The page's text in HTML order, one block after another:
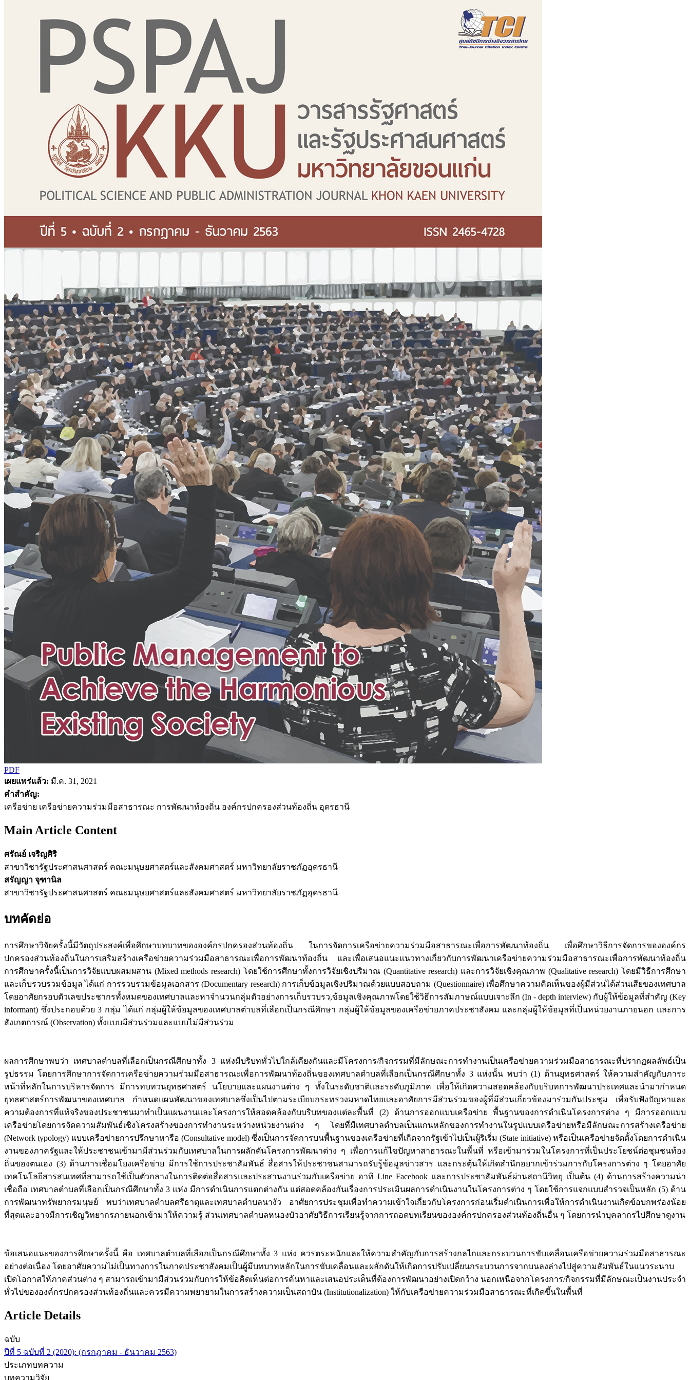
PDF
เผยแพร่แล้ว: มี.ค. 31, 2021
คำสำคัญ:
เครือข่าย เครือข่ายความร่วมมือสาธารณะ การพัฒนาท้องถิ่น องค์กรปกครองส่วนท้องถิ่น อุดรธานี
Main Article Content
ศรัณย์ เจริญศิริ
สาขาวิชารัฐประศาสนศาสตร์ คณะมนุษยศาสตร์และสังคมศาสตร์ มหาวิทยาลัยราชภัฏอุดรธานี
สรัญญา จุฑานิล
สาขาวิชารัฐประศาสนศาสตร์ คณะมนุษยศาสตร์และสังคมศาสตร์ มหาวิทยาลัยราชภัฏอุดรธานี
บทคัดย่อ
การศึกษาวิจัยครั้งนี้มีวัตถุประสงค์เพื่อศึกษาบทบาทขององค์กรปกครองส่วนท้องถิ่น ในการจัดการเครือข่ายความร่วมมือสาธารณะเพื่อการพัฒนาท้องถิ่น เพื่อศึกษาวิธีการจัดการขององค์กร
ปกครองส่วนท้องถิ่นในการเสริมสร้างเครือข่ายความร่วมมือสาธารณะเพื่อการพัฒนาท้องถิ่น และเพื่อเสนอแนะแนวทางเกี่ยวกับการพัฒนาเครือข่ายความร่วมมือสาธารณะเพื่อการพัฒนาท้องถิ่น
การศึกษาครั้งนี้เป็นการวิจัยแบบผสมผสาน (Mixed methods research) โดยใช้การศึกษาทั้งการวิจัยเชิงปริมาณ (Quantitative research) และการวิจัยเชิงคุณภาพ (Qualitative research) โดยมีวิธีการศึกษา
และเก็บรวบรวมข้อมูล ได้แก่ การรวบรวมข้อมูลเอกสาร (Documentary research) การเก็บข้อมูลเชิงปริมาณด้วยแบบสอบถาม (Questionnaire) เพื่อศึกษาความคิดเห็นของผู้มีส่วนได้ส่วนเสียของเทศบาล
โดยอาศัยกรอบตัวเลขประชากรทั้งหมดของเทศบาลและหาจำนวนกลุ่มตัวอย่างการเก็บรวบรว,ข้อมูลเชิงคุณภาพโดยใช้วิธีการสัมภาษณ์แบบเจาะลึก (In - depth interview) กับผู้ให้ข้อมูลที่สำคัญ (Key
informant) ซึ่งประกอบด้วย 3 กลุ่ม ได้แก่ กลุ่มผู้ให้ข้อมูลของเทศบาลตำบลที่เลือกเป็นกรณีศึกษา กลุ่มผู้ให้ข้อมูลของเครือข่ายภาคประชาสังคม และกลุ่มผู้ให้ข้อมูลที่เป็นหน่วยงานภายนอก และการ
สังเกตการณ์ (Observation) ทั้งแบบมีส่วนร่วมและแบบไม่มีส่วนร่วม
ผลการศึกษาพบว่า เทศบาลตำบลที่เลือกเป็นกรณีศึกษาทั้ง 3 แห่งมีบริบททั่วไปใกล้เคียงกันและมีโครงการ/กิจกรรมที่มีลักษณะการทำงานเป็นเครือข่ายความร่วมมือสาธารณะที่ปรากฏผลลัพธ์เป็น
รูปธรรม โดยการศึกษาการจัดการเครือข่ายความร่วมมือสาธารณะเพื่อการพัฒนาท้องถิ่นของเทศบาลตำบลที่เลือกเป็นกรณีศึกษาทั้ง 3 แห่งนั้น พบว่า (1) ด้านยุทธศาสตร์ ให้ความสำคัญกับภาระ
หน้าที่หลักในการบริหารจัดการ มีการทบทวนยุทธศาสตร์ นโยบายและแผนงานต่าง ๆ ทั้งในระดับชาติและระดับภูมิภาค เพื่อให้เกิดความสอดคล้องกับบริบทการพัฒนาประเทศและนำมากำหนด
ยุทธศาสตร์การพัฒนาของเทศบาล กำหนดแผนพัฒนาของเทศบาลซึ่งเป็นไปตามระเบียบกระทรวงมหาดไทยและอาศัยการมีส่วนร่วมของผู้ที่มีส่วนเกี่ยวข้องมาร่วมกันประชุม เพื่อรับฟังปัญหาและ
ความต้องการที่แท้จริงของประชาชนมาทำเป็นแผนงานและโครงการให้สอดคล้องกับบริบทของแต่ละพื้นที่ (2) ด้านการออกแบบเครือข่าย พื้นฐานของการดำเนินโครงการต่าง ๆ มีการออกแบบ
เครือข่ายโดยการจัดความสัมพันธ์เชิงโครงสร้างของการทำงานระหว่างหน่วยงานต่าง ๆ โดยที่มีเทศบาลตำบลเป็นแกนหลักของการทำงานในรูปแบบเครือข่ายหรือมีลักษณะการสร้างเครือข่าย
(Network typology) แบบเครือข่ายการปรึกษาหารือ (Consultative model) ซึ่งเป็นการจัดการบนพื้นฐานของเครือข่ายที่เกิดจากรัฐเข้าไปเป็นผู้ริเริ่ม (State initiative) หรือเป็นเครือข่ายจัดตั้งโดยการดำเนิน
งานของภาครัฐและให้ประชาชนเข้ามามีส่วนร่วมกับเทศบาลในการผลักดันโครงการพัฒนาต่าง ๆ เพื่อการแก้ไขปัญหาสาธารณะในพื้นที่ หรือเข้ามาร่วมในโครงการที่เป็นประโยชน์ต่อชุมชนท้อง
ถิ่นของตนเอง (3) ด้านการเชื่อมโยงเครือข่าย มีการใช้การประชาสัมพันธ์ สื่อสารให้ประชาชนสามารถรับรู้ข้อมูลข่าวสาร และกระตุ้นให้เกิดสำนึกอยากเข้าร่วมการกับโครงการต่าง ๆ โดยอาศัย
เทคโนโลยีสารสนเทศที่สามารถใช้เป็นตัวกลางในการติดต่อสื่อสารและประสานงานร่วมกับเครือข่าย อาทิ Line Facebook และการประชาสัมพันธ์ผ่านสถานีวิทยุ เป็นต้น (4) ด้านการสร้างความน่า
เชื่อถือ เทศบาลตำบลที่เลือกเป็นกรณีศึกษาทั้ง 3 แห่ง มีการดำเนินการแตกต่างกัน แต่สอดคล้องกันเรื่องการประเมินผลการดำเนินงานในโครงการต่าง ๆ โดยใช้การแจกแบบสำรวจเป็นหลัก (5) ด้าน
การพัฒนาทรัพยากรมนุษย์ พบว่าเทศบาลตำบลศรีธาตุและเทศบาลตำบลนางัว อาศัยการประชุมเพื่อทำความเข้าใจเกี่ยวกับโครงการก่อนเริ่มดำเนินการเพื่อให้การดำเนินงานเกิดข้อบกพร่องน้อย
ที่สุดและอาจมีการเชิญวิทยากรภายนอกเข้ามาให้ความรู้ ส่วนเทศบาลตำบลหนองบัวอาศัยวิธีการเรียนรู้จากการถอดบทเรียนขององค์กรปกครองส่วนท้องถิ่นอื่น ๆ โดยการนำบุคลากรไปศึกษาดูงาน
ข้อเสนอแนะของการศึกษาครั้งนี้ คือ เทศบาลตำบลที่เลือกเป็นกรณีศึกษาทั้ง 3 แห่ง ควรตระหนักและให้ความสำคัญกับการสร้างกลไกและกระบวนการขับเคลื่อนเครือข่ายความร่วมมือสาธารณะ
อย่างต่อเนื่อง โดยอาศัยความไม่เป็นทางการในภาคประชาสังคมเป็นผู้มีบทบาทหลักในการขับเคลื่อนและผลักดันให้เกิดการปรับเปลี่ยนกระบวนการจากบนลงล่างไปสู่ความสัมพันธ์ในแนวระนาบ
เปิดโอกาสให้ภาคส่วนต่าง ๆ สามารถเข้ามามีส่วนร่วมกับการให้ข้อคิดเห็นต่อการค้นหาและเสนอประเด็นที่ต้องการพัฒนาอย่างเปิดกว้าง นอกเหนือจากโครงการ/กิจกรรมที่มีลักษณะเป็นงานประจำ
ทั่วไปขององค์กรปกครองส่วนท้องถิ่นและควรมีความพยายามในการสร้างความเป็นสถาบัน (Institutionalization) ให้กับเครือข่ายความร่วมมือสาธารณะที่เกิดขึ้นในพื้นที่
Article Details
ฉบับ
ปีที่ 5 ฉบับที่ 2 (2020): (กรกฎาคม - ธันวาคม 2563)
ประเภทบทความ
บทความวิจัย